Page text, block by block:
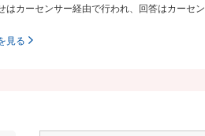
はカーセンサー経由で行われ、回答はカーセン
見る